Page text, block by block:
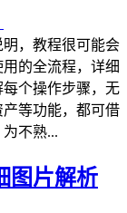
，教程很可能会
的全流程，详细
个操作步骤，无
等功能，都可借
不熟...
图片解析